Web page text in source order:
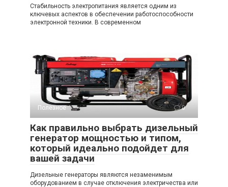
Стабильность электропитания является одним из
ключевых аспектов в обеспечении работоспособности
электронной техники. В современном
Полезное 0
Как правильно выбрать дизельный
генератор мощностью и типом,
который идеально подойдет для
вашей задачи
Дизельные генераторы являются незаменимым
оборудованием в случае отключения электричества или